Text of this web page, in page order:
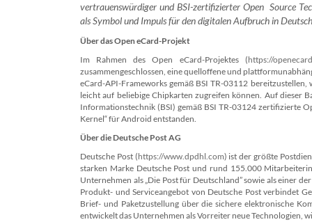
vertrauenswürdiger und BSI-zertifizierter Open Source
als Symbol und Impuls für den digitalen Aufbruch in
Über das Open eCard-Projekt
Im Rahmen des Open eCard-Projektes (https://
zusammengeschlossen, eine quelloffene und
eCard-API-Frameworks gemäß BSI TR-03112
leicht auf beliebige Chipkarten zugreifen können. Auf dieser
Informationstechnik (BSI) gemäß BSI TR-03124 zertifizierte
Kernel“ für Android entstanden.
Über die Deutsche Post AG
Deutsche Post (https://www.dpdhl.com) ist der größte
starken Marke Deutsche Post und rund 155.000
Unternehmen als „Die Post für Deutschland” sowie als einer
Produkt- und Serviceangebot von Deutsche Post verbindet
Brief- und Paketzustellung über die sichere elektronische
entwickelt das Unternehmen als Vorreiter neue Technologien,